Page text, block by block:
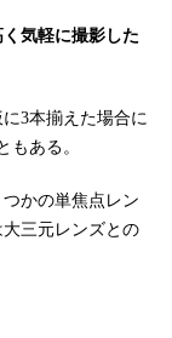
気軽に撮影した
3本揃えた場合に
もある。
かの単焦点レン
三元レンズとの